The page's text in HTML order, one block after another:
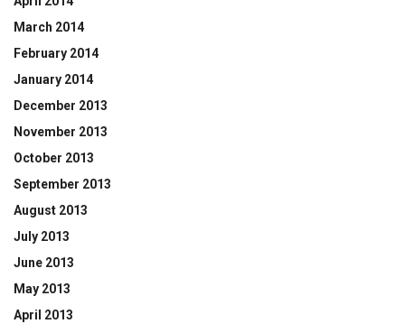
March 2014
February 2014
January 2014
December 2013
November 2013
October 2013
September 2013
August 2013
July 2013
June 2013
May 2013
April 2013